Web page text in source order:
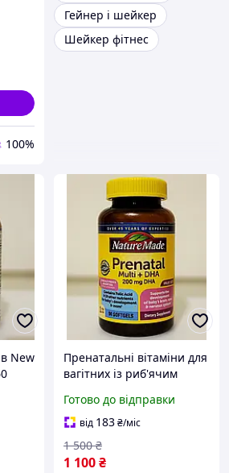
100%
Гейнер і шейкер
Шейкер фітнес
New
Пренатальні вітаміни для
вагітних із риб'ячим
Prenatal Multi + DHA 90
капсул SYN-586
SYNDICATE
Готово до відправки
від 183₴/міс
1 100₴
1 500 ₴